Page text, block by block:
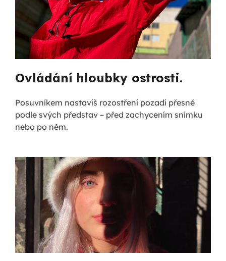
Ovládání hloubky ostrosti.
Posuvníkem nastavíš rozostření pozadí přesně
podle svých představ – před zachycením snímku
nebo po něm.